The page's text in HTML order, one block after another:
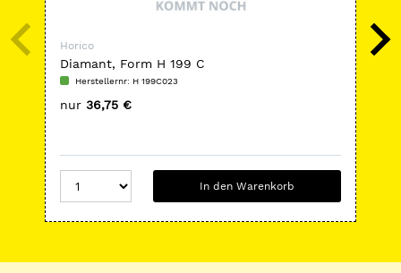
Horico
Diamant, Form H 199 C
Herstellernr: H 199C023
nur 36,75 €
In den Warenkorb